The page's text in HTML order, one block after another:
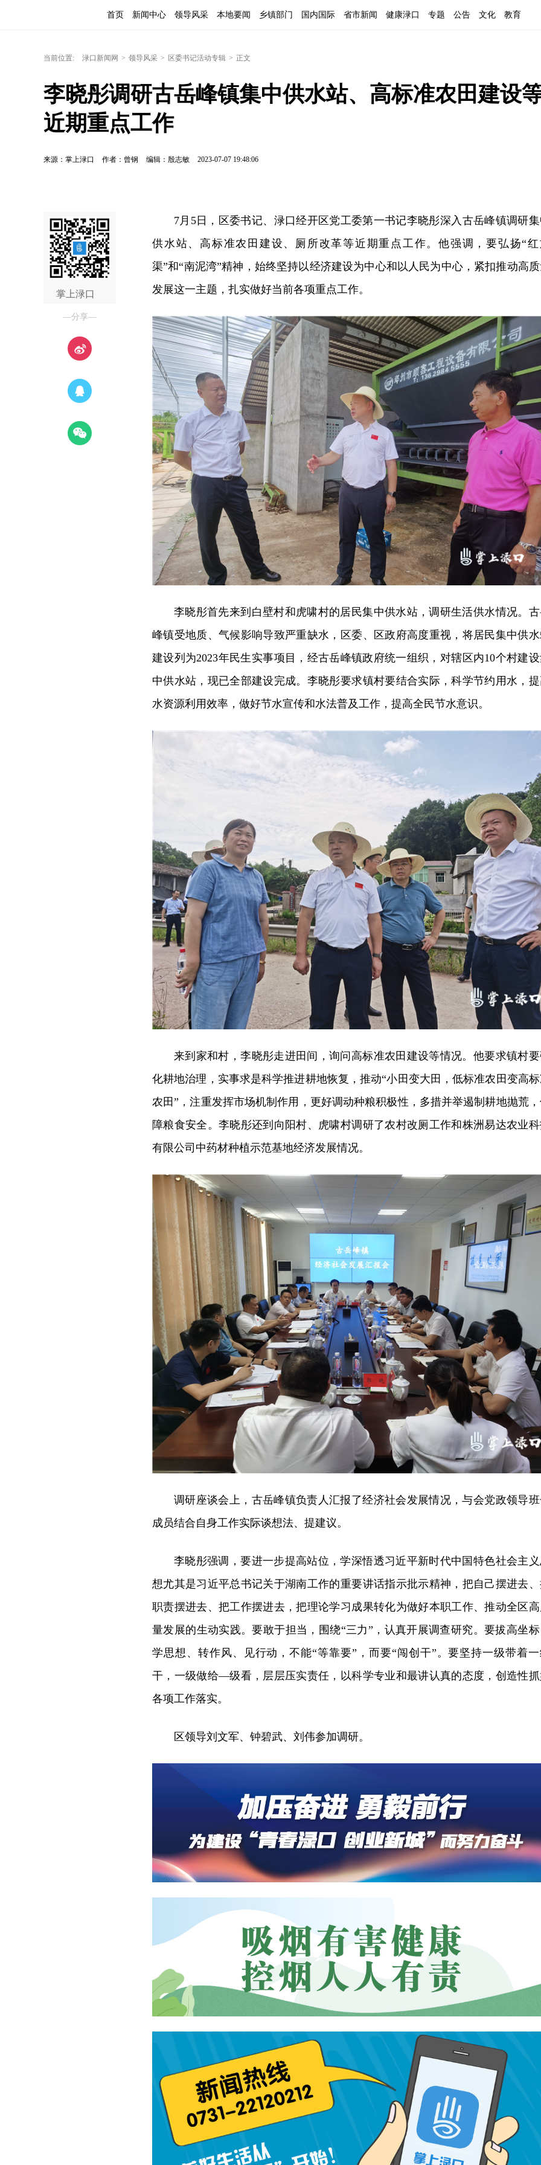
首页 新闻中心 领导风采 本地要闻 乡镇部门 国内国际 省市新闻 健康渌口 专题 公告 文化 教育
当前位置: 渌口新闻网 > 领导风采 > 区委书记活动专辑 > 正文
李晓彤调研古岳峰镇集中供水站、高标准农田建设
近期重点工作
来源：掌上渌口 作者：曾钢 编辑：殷志敏 2023-07-07 19:48:06
掌上渌口
—分享—
7月5日，区委书记、渌口经开区党工委第一书记李晓彤深入古岳峰镇调研
供水站、高标准农田建设、厕所改革等近期重点工作。他强调，要弘扬“红
渠”和“南泥湾”精神，始终坚持以经济建设为中心和以人民为中心，紧扣推动高
发展这一主题，扎实做好当前各项重点工作。
李晓彤首先来到白壁村和虎啸村的居民集中供水站，调研生活供水情况。
峰镇受地质、气候影响导致严重缺水，区委、区政府高度重视，将居民集中供
建设列为2023年民生实事项目，经古岳峰镇政府统一组织，对辖区内10个村建
中供水站，现已全部建设完成。李晓彤要求镇村要结合实际，科学节约用水，
水资源利用效率，做好节水宣传和水法普及工作，提高全民节水意识。
来到家和村，李晓彤走进田间，询问高标准农田建设等情况。他要求镇村
化耕地治理，实事求是科学推进耕地恢复，推动“小田变大田，低标准农田变高
农田”，注重发挥市场机制作用，更好调动种粮积极性，多措并举遏制耕地抛荒
障粮食安全。李晓彤还到向阳村、虎啸村调研了农村改厕工作和株洲易达农业
有限公司中药材种植示范基地经济发展情况。
调研座谈会上，古岳峰镇负责人汇报了经济社会发展情况，与会党政领导
成员结合自身工作实际谈想法、提建议。
李晓彤强调，要进一步提高站位，学深悟透习近平新时代中国特色社会主
想尤其是习近平总书记关于湖南工作的重要讲话指示批示精神，把自己摆进去
职责摆进去、把工作摆进去，把理论学习成果转化为做好本职工作、推动全区
量发展的生动实践。要敢于担当，围绕“三力”，认真开展调查研究。要拔高坐
学思想、转作风、见行动，不能“等靠要”，而要“闯创干”。要坚持一级带着
干，一级做给—级看，层层压实责任，以科学专业和最讲认真的态度，创造性
各项工作落实。
区领导刘文军、钟碧武、刘伟参加调研。